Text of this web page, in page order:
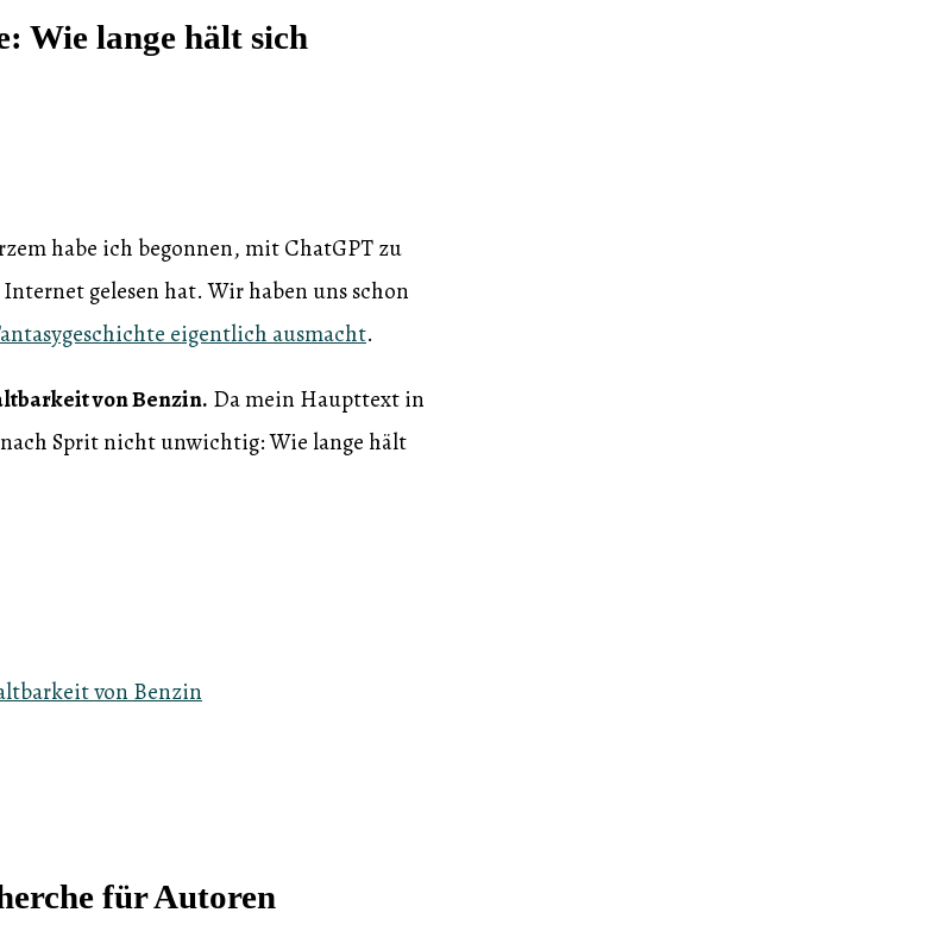
Wie lange hält sich
habe ich begonnen, mit ChatGPT zu
gelesen hat. Wir haben uns schon
eigentlich ausmacht.
von Benzin. Da mein Haupttext in
Sprit nicht unwichtig: Wie lange hält
von Benzin
für Autoren